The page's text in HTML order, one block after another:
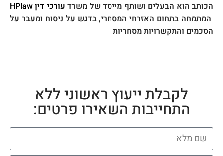
הכותב הוא הבעלים ושותף מייסד של משרד עורכי דיןHPlaw
המתמחה בתחום האזרחי המסחרי, בדגש על ניסוח ומעבר על
הסכמים והתקשרויות מסחריות
לקבלת ייעוץ ראשוני ללא
התחייבות השאירו פרטים: